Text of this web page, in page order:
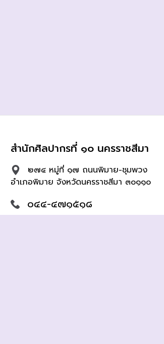
สำนักศิลปากรที่ ๑๐ นครราชสีมา
๒๗๔ หมู่ที่ ๑๗ ถนนพิมาย-ชุมพวง
อำเภอพิมาย จังหวัดนครราชสีมา ๓๐๑๑๐
๐๔๔-๔๗๑๕๑๘